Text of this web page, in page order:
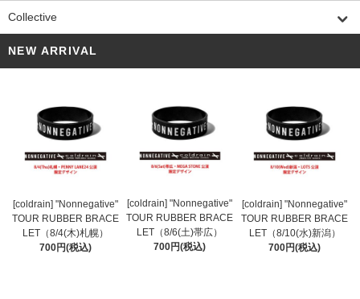
Collective
NEW ARRIVAL
[coldrain] "Nonnegative"
TOUR RUBBER BRACE
LET（8/4(木)札幌）
700円(税込)
[coldrain] "Nonnegative"
TOUR RUBBER BRACE
LET（8/6(土)帯広）
700円(税込)
[coldrain] "Nonnegative"
TOUR RUBBER BRACE
LET（8/10(水)新潟）
700円(税込)